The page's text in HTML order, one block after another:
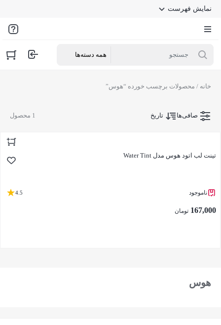
نمایش فهرست
خانه / محصولات برچسب خورده “هوس”
1 محصول صافی‌ها تاریخ
تینت لب اتود هوس مدل Water Tint
ناموجود 4.5
167,000 تومان
هوس